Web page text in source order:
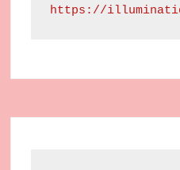
https://